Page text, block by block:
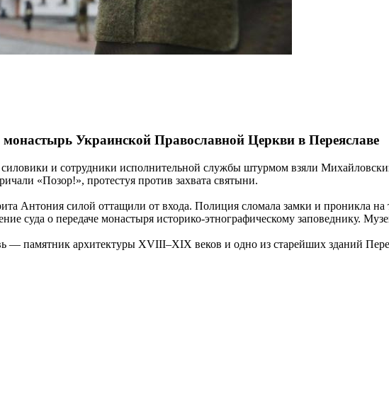
Украинской Православной Церкви в Переяславе
силовики и сотрудники исполнительной службы штурмом взяли
«Позор!», протестуя против захвата святыни.
Антония силой оттащили от входа. Полиция сломала замки и проникла
суда о передаче монастыря историко-этнографическому заповеднику.
— памятник архитектуры XVIII–XIX веков и одно из старейших зданий